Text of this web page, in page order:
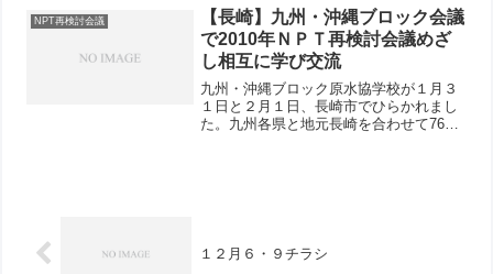
名がよせられました。
NPT再検討会議
【長崎】九州・沖縄ブロック会議
で2010年ＮＰＴ再検討会議めざ
し相互に学び交流
九州・沖縄ブロック原水協学校が１月３
１日と２月１日、長崎市でひらかれまし
た。九州各県と地元長崎を合わせて76人
１２月６・９チラシ